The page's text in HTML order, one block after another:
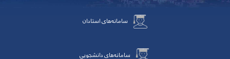
سامانه‌های استادان
سامانه‌های دانشجویی